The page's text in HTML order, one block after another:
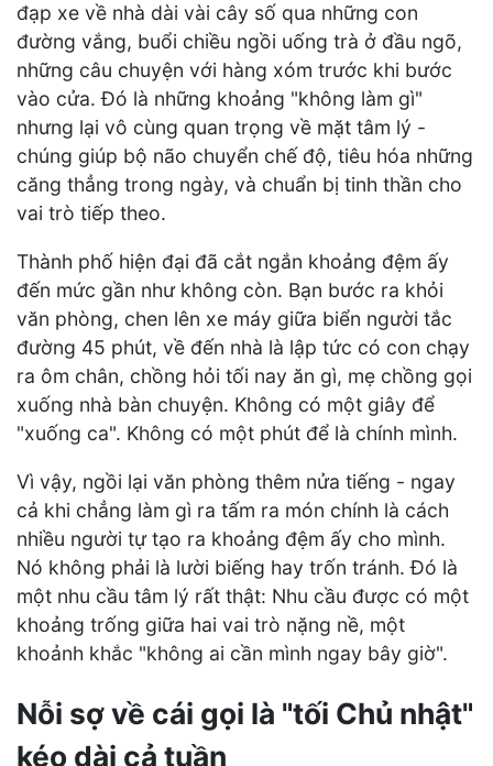
đạp xe về nhà dài vài cây số qua những con
đường vắng, buổi chiều ngồi uống trà ở đầu ngõ,
những câu chuyện với hàng xóm trước khi bước
vào cửa. Đó là những khoảng "không làm gì"
nhưng lại vô cùng quan trọng về mặt tâm lý -
chúng giúp bộ não chuyển chế độ, tiêu hóa những
căng thẳng trong ngày, và chuẩn bị tinh thần cho
vai trò tiếp theo.
Thành phố hiện đại đã cắt ngắn khoảng đệm ấy
đến mức gần như không còn. Bạn bước ra khỏi
văn phòng, chen lên xe máy giữa biển người tắc
đường 45 phút, về đến nhà là lập tức có con chạy
ra ôm chân, chồng hỏi tối nay ăn gì, mẹ chồng gọi
xuống nhà bàn chuyện. Không có một giây để
"xuống ca". Không có một phút để là chính mình.
Vì vậy, ngồi lại văn phòng thêm nửa tiếng - ngay
cả khi chẳng làm gì ra tấm ra món chính là cách
nhiều người tự tạo ra khoảng đệm ấy cho mình.
Nó không phải là lười biếng hay trốn tránh. Đó là
một nhu cầu tâm lý rất thật: Nhu cầu được có một
khoảng trống giữa hai vai trò nặng nề, một
khoảnh khắc "không ai cần mình ngay bây giờ".
Nỗi sợ về cái gọi là "tối Chủ nhật"
kéo dài cả tuần